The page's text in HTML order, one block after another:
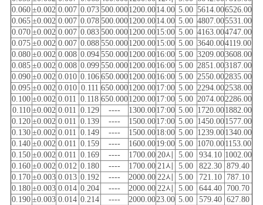
0.060 ±0.002 0.007 0.073 500.0001200.0014.00 5.00 5614.006526.00
0.065 ±0.002 0.007 0.078 500.0001200.0014.00 5.00 4807.005531.00
0.070 ±0.002 0.007 0.083 500.0001200.0015:00 5.00 4163.004747.00
0.075 ±0.002 0.007 0.088 550.0001200.0015:00 5.00 3640.004119.00
0.080 ±0.002 0.008 0.094 550.0001200.0016:00 5.00 3209.003608.00
0.085 ±0.002 0.008 0.099 550.0001200.0016:00 5.00 2851.003187.00
0.090 ±0.002 0.010 0.106 650.0001200.0016:00 5.00 2550.002835.00
0.095 ±0.002 0.010 0.111 650.0001200.0017:00 5.00 2294.002538.00
0.100 ±0.002 0.011 0.118 650.0001200.0017:00 5.00 2074.002286.00
0.110 ±0.002 0.011 0.129 ---- 1300.0017:00 5.00 1720.001882.00
0.120 ±0.002 0.011 0.139 ---- 1500.0017:00 5.00 1450.001577.00
0.130 ±0.002 0.011 0.149 ---- 1500.0018:00 5.00 1239.001340.00
0.140 ±0.002 0.011 0.159 ---- 1600.0019:00 5.00 1070.001153.00
0.150 ±0.002 0.011 0.169 ---- 1700.00 20시 5.00 934.10 1002.00
0.160 ±0.002 0.012 0.180 ---- 1700.00 21시 5.00 822.30 879.40
0.170 ±0.003 0.013 0.192 ---- 2000.00 22시 5.00 721.10 787.10
0.180 ±0.003 0.014 0.204 ---- 2000.00 22시 5.00 644.40 700.70
0.190 ±0.003 0.014 0.214 ---- 2000.0023.00 5.00 579.40 627.80